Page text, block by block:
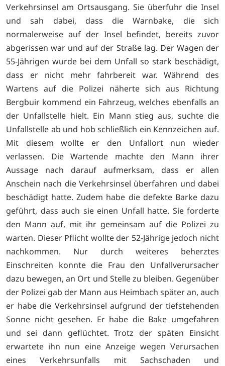
Verkehrsinsel am Ortsausgang. Sie überfuhr die Insel
und sah dabei, dass die Warnbake, die sich
normalerweise auf der Insel befindet, bereits zuvor
abgerissen war und auf der Straße lag. Der Wagen der
55-Jährigen wurde bei dem Unfall so stark beschädigt,
dass er nicht mehr fahrbereit war. Während des
Wartens auf die Polizei näherte sich aus Richtung
Bergbuir kommend ein Fahrzeug, welches ebenfalls an
der Unfallstelle hielt. Ein Mann stieg aus, suchte die
Unfallstelle ab und hob schließlich ein Kennzeichen auf.
Mit diesem wollte er den Unfallort nun wieder
verlassen. Die Wartende machte den Mann ihrer
Aussage nach darauf aufmerksam, dass er allen
Anschein nach die Verkehrsinsel überfahren und dabei
beschädigt hatte. Zudem habe die defekte Barke dazu
geführt, dass auch sie einen Unfall hatte. Sie forderte
den Mann auf, mit ihr gemeinsam auf die Polizei zu
warten. Dieser Pflicht wollte der 52-Jährige jedoch nicht
nachkommen. Nur durch weiteres beherztes
Einschreiten konnte die Frau den Unfallverursacher
dazu bewegen, an Ort und Stelle zu bleiben. Gegenüber
der Polizei gab der Mann aus Heimbach später an, auch
er habe die Verkehrsinsel aufgrund der tiefstehenden
Sonne nicht gesehen. Er habe die Bake umgefahren
und sei dann geflüchtet. Trotz der späten Einsicht
erwartete ihn nun eine Anzeige wegen Verursachen
eines Verkehrsunfalls mit Sachschaden und